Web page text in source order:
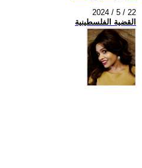
2024 / 5 / 22
القضية الفلسطينية